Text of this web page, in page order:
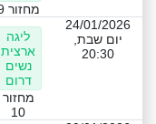
מחזור 9
24/01/2026
יום שבת,
20:30
ליגה
ארצית
נשים
דרום
מחזור
10